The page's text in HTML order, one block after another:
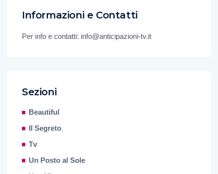
Informazioni e Contatti
Per info e contatti: info@anticipazioni-tv.it
Sezioni
Beautiful
Il Segreto
Tv
Un Posto al Sole